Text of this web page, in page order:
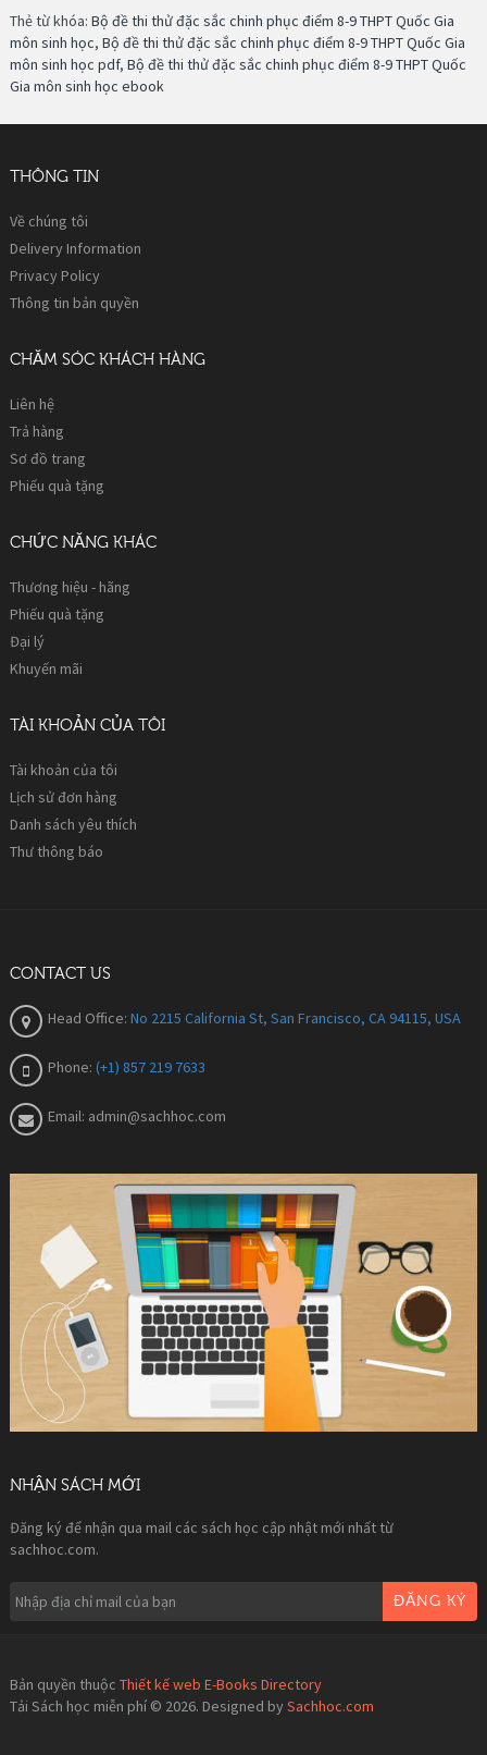
Thẻ từ khóa: Bộ đề thi thử đặc sắc chinh phục điểm 8-9 THPT Quốc Gia
môn sinh học, Bộ đề thi thử đặc sắc chinh phục điểm 8-9 THPT Quốc Gia
môn sinh học pdf, Bộ đề thi thử đặc sắc chinh phục điểm 8-9 THPT Quốc
Gia môn sinh học ebook
THÔNG TIN
Về chúng tôi
Delivery Information
Privacy Policy
Thông tin bản quyền
CHĂM SÓC KHÁCH HÀNG
Liên hệ
Trả hàng
Sơ đồ trang
Phiếu quà tặng
CHỨC NĂNG KHÁC
Thương hiệu - hãng
Phiếu quà tặng
Đại lý
Khuyến mãi
TÀI KHOẢN CỦA TÔI
Tài khoản của tôi
Lịch sử đơn hàng
Danh sách yêu thích
Thư thông báo
CONTACT US
Head Office: No 2215 California St, San Francisco, CA 94115, USA
Phone: (+1) 857 219 7633
Email: admin@sachhoc.com
NHẬN SÁCH MỚI
Đăng ký để nhận qua mail các sách học cập nhật mới nhất từ
sachhoc.com.
ĐĂNG KÝ
Bản quyền thuộc Thiết kế web E-Books Directory
Tải Sách học miễn phí © 2026. Designed by Sachhoc.com